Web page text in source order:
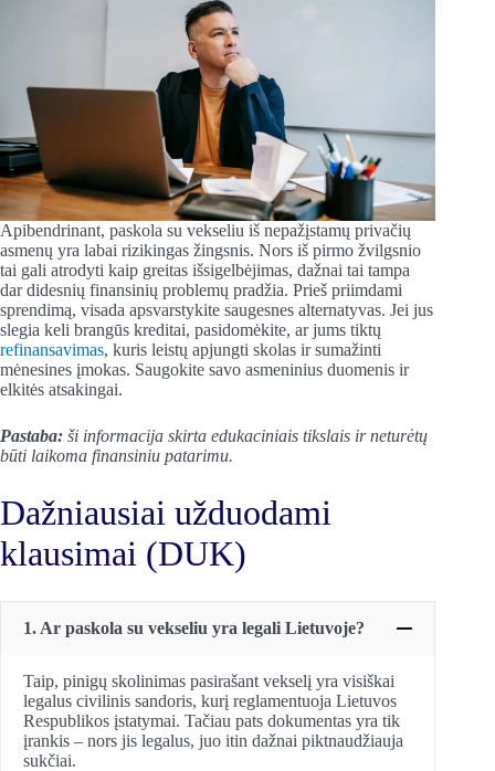
Apibendrinant, paskola su vekseliu iš nepažįstamų privačių
asmenų yra labai rizikingas žingsnis. Nors iš pirmo žvilgsnio
tai gali atrodyti kaip greitas išsigelbėjimas, dažnai tai tampa
dar didesnių finansinių problemų pradžia. Prieš priimdami
sprendimą, visada apsvarstykite saugesnes alternatyvas. Jei jus
slegia keli brangūs kreditai, pasidomėkite, ar jums tiktų
refinansavimas, kuris leistų apjungti skolas ir sumažinti
mėnesines įmokas. Saugokite savo asmeninius duomenis ir
elkitės atsakingai.
Pastaba: ši informacija skirta edukaciniais tikslais ir neturėtų
būti laikoma finansiniu patarimu.
Dažniausiai užduodami
klausimai (DUK)
1. Ar paskola su vekseliu yra legali Lietuvoje?
Taip, pinigų skolinimas pasirašant vekselį yra visiškai
legalus civilinis sandoris, kurį reglamentuoja Lietuvos
Respublikos įstatymai. Tačiau pats dokumentas yra tik
įrankis – nors jis legalus, juo itin dažnai piktnaudžiauja
sukčiai.